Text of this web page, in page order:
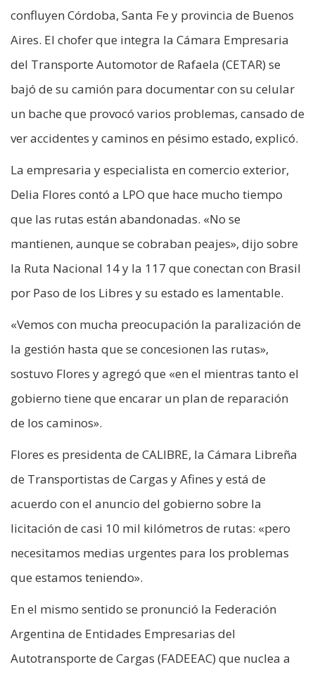
confluyen Córdoba, Santa Fe y provincia de Buenos
Aires. El chofer que integra la Cámara Empresaria
del Transporte Automotor de Rafaela (CETAR) se
bajó de su camión para documentar con su celular
un bache que provocó varios problemas, cansado de
ver accidentes y caminos en pésimo estado, explicó.
La empresaria y especialista en comercio exterior,
Delia Flores contó a LPO que hace mucho tiempo
que las rutas están abandonadas. «No se
mantienen, aunque se cobraban peajes», dijo sobre
la Ruta Nacional 14 y la 117 que conectan con Brasil
por Paso de los Libres y su estado es lamentable.
«Vemos con mucha preocupación la paralización de
la gestión hasta que se concesionen las rutas»,
sostuvo Flores y agregó que «en el mientras tanto el
gobierno tiene que encarar un plan de reparación
de los caminos».
Flores es presidenta de CALIBRE, la Cámara Libreña
de Transportistas de Cargas y Afines y está de
acuerdo con el anuncio del gobierno sobre la
licitación de casi 10 mil kilómetros de rutas: «pero
necesitamos medias urgentes para los problemas
que estamos teniendo».
En el mismo sentido se pronunció la Federación
Argentina de Entidades Empresarias del
Autotransporte de Cargas (FADEEAC) que nuclea a